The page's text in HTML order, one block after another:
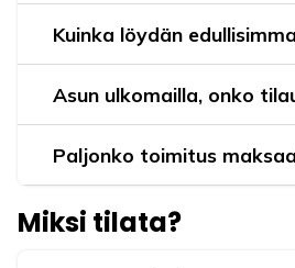
Kuinka löydän
Asun ulkomailla, onko
Paljonko toimitus
Miksi tilata?